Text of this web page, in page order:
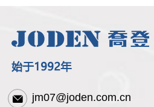
jm07@joden.com.cn